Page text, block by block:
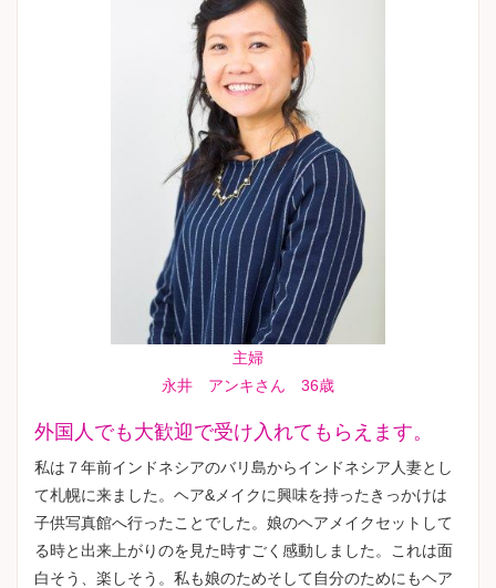
主婦
永井 アンキさん 36歳
外国人でも大歓迎で受け入れてもらえます。
私は７年前インドネシアのバリ島からインドネシア人妻とし
て札幌に来ました。ヘア&メイクに興味を持ったきっかけは
子供写真館へ行ったことでした。娘のヘアメイクセットして
る時と出来上がりのを見た時すごく感動しました。これは面
白そう、楽しそう。私も娘のためそして自分のためにもヘア